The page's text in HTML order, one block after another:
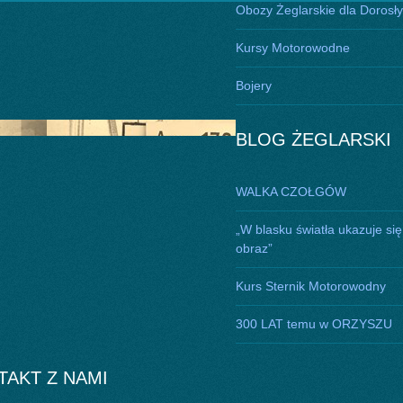
Obozy Żeglarskie dla
Kursy Motorowodne
Bojery
BLOG ŻEGLARSKI
WALKA CZOŁGÓW
„W blasku światła ukazuje się
obraz”
Kurs Sternik Motorowodny
300 LAT temu w ORZYSZU
Z NAMI